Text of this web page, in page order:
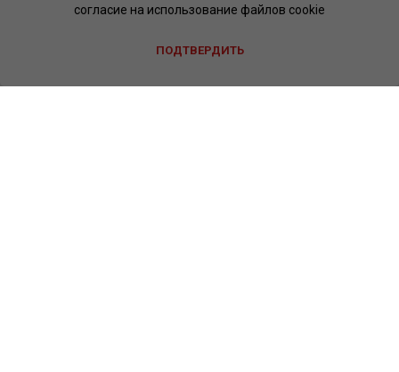
согласие на использование файлов cookie
ПОДТВЕРДИТЬ